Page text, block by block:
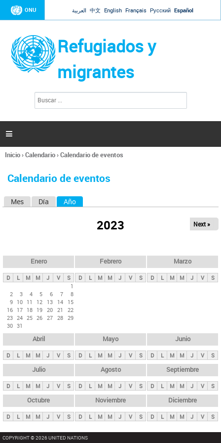
Jump to navigation
ONU العربية 中文 English Français Русский Español
Refugiados y
migrantes
l
d
s

Se
usted
Inicio›Calendario›Calendario de eventos
Calendario de eventos
s
p
n
c
i
p
l
e
s
Mes Día Año
2023 Next »
Enero
D L M M J V
S
1
2
3 4 5 6 7
8
9 10 11 12 13 14
15
16 17 18 19 20 21
22
23 24 25 26 27 28 29
30 31
Febrero
D L M M J V S
Marzo
D L M M J V S
Abril
D L M M J V S
Mayo
D L M M J V S
Junio
D L M M J V S
Julio
D L M M J V S
Agosto
D L M M J V S
Septiembre
D L M M J V S
Octubre
D L M M J V S
Noviembre
D L M M J V S
Diciembre
D L M M J V S
COPYRIGHT © 2026 UNITED NATIONS